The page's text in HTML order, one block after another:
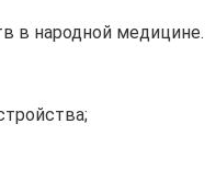
в народной медицине.